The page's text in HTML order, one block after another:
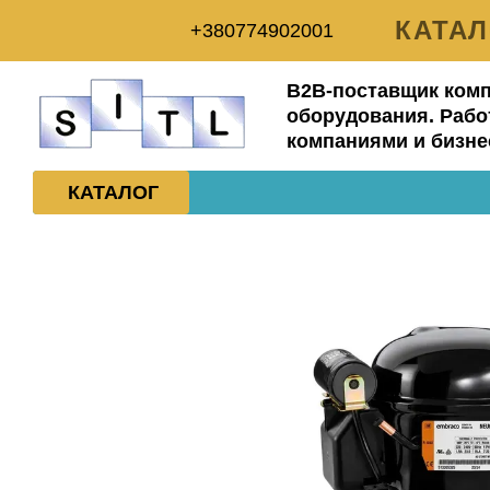
+380774902001
B2B-поставщик
оборудования.
компаниями и
КАТАЛОГ